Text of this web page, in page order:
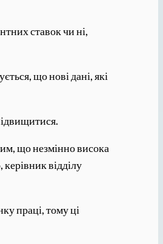
ставок чи ні,
що нові дані, які
що незмінно висока
відділу
праці, тому ці